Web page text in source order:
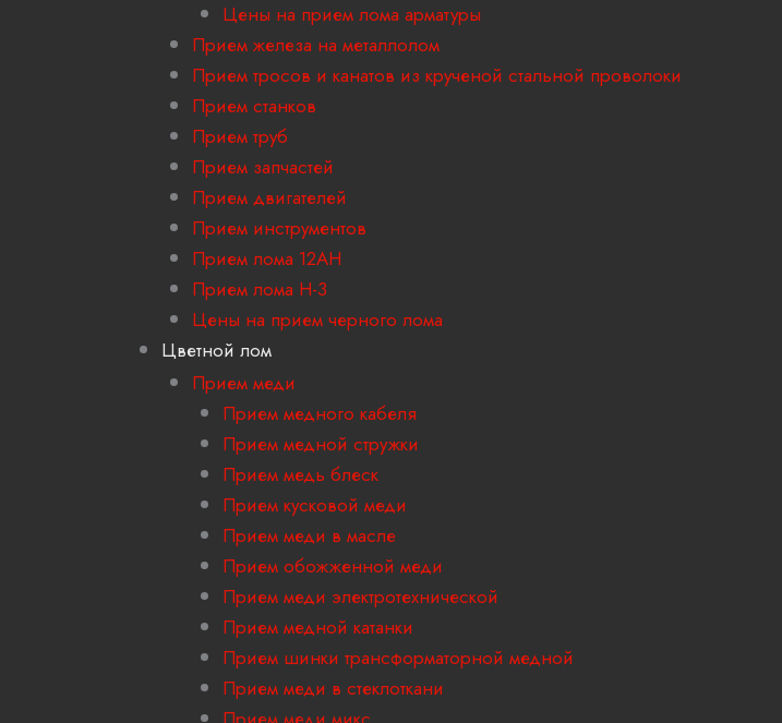
Цены на прием лома арматуры
Прием железа на металлолом
Прием тросов и канатов из крученой стальной проволоки
Прием станков
Прием труб
Прием запчастей
Прием двигателей
Прием инструментов
Прием лома 12АН
Прием лома H-3
Цены на прием черного лома
Цветной лом
Прием меди
Прием медного кабеля
Прием медной стружки
Прием медь блеск
Прием кусковой меди
Прием меди в масле
Прием обожженной меди
Прием меди электротехнической
Прием медной катанки
Прием шинки трансформаторной медной
Прием меди в стеклоткани